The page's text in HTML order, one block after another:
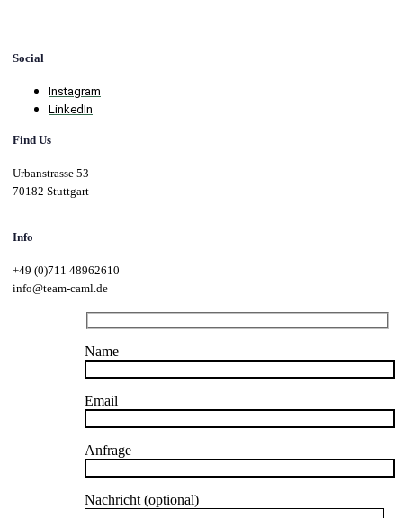
Social
Instagram
LinkedIn
Find Us
Urbanstrasse 53
70182 Stuttgart
Info
+49 (0)711 48962610
info@team-caml.de
Name
Email
Anfrage
Nachricht (optional)